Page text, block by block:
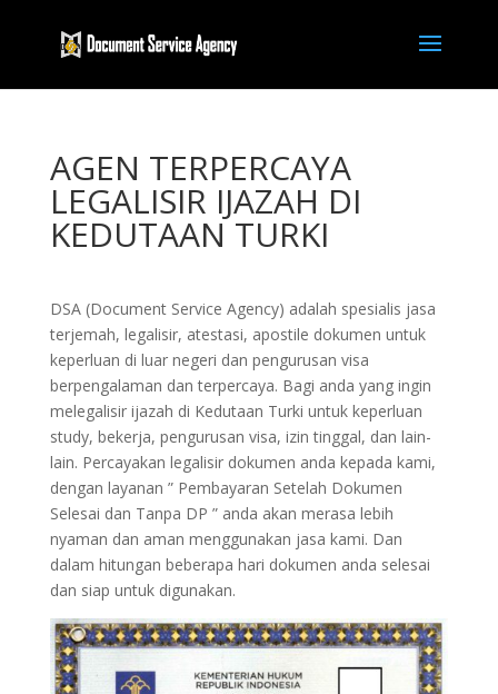
AGEN TERPERCAYA
LEGALISIR IJAZAH DI
KEDUTAAN TURKI
DSA (Document Service Agency) adalah spesialis jasa
terjemah, legalisir, atestasi, apostile dokumen untuk
keperluan di luar negeri dan pengurusan visa
berpengalaman dan terpercaya. Bagi anda yang ingin
melegalisir ijazah di Kedutaan Turki untuk keperluan
study, bekerja, pengurusan visa, izin tinggal, dan lain-
lain. Percayakan legalisir dokumen anda kepada kami,
dengan layanan ” Pembayaran Setelah Dokumen
Selesai dan Tanpa DP ” anda akan merasa lebih
nyaman dan aman menggunakan jasa kami. Dan
dalam hitungan beberapa hari dokumen anda selesai
dan siap untuk digunakan.